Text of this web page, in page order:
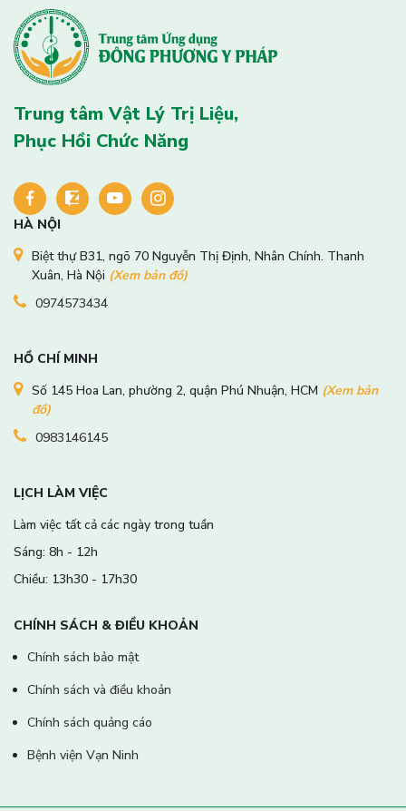
Trung tâm Vật Lý Trị Liệu,
Phục Hồi Chức Năng
HÀ NỘI
Biệt thự B31, ngõ 70 Nguyễn Thị Định, Nhân Chính. Thanh
Xuân, Hà Nội (Xem bản đồ)
0974573434
HỒ CHÍ MINH
Số 145 Hoa Lan, phường 2, quận Phú Nhuận, HCM (Xem bản
đồ)
0983146145
LỊCH LÀM VIỆC
Làm việc tất cả các ngày trong tuần
Sáng: 8h - 12h
Chiều: 13h30 - 17h30
CHÍNH SÁCH & ĐIỀU KHOẢN
Chính sách bảo mật
Chính sách và điều khoản
Chính sách quảng cáo
Bệnh viện Vạn Ninh